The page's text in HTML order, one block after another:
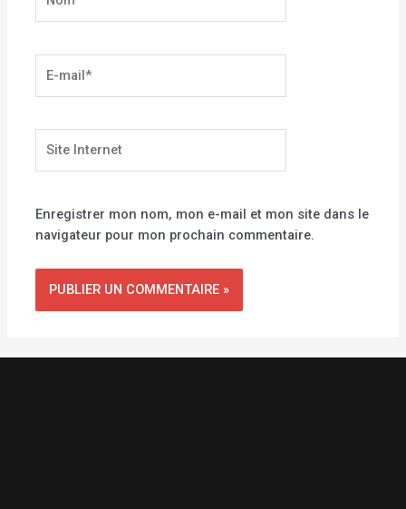
mail*
Internet
Enregistrer mon nom, mon e-mail et mon site dans le
navigateur pour mon prochain commentaire.